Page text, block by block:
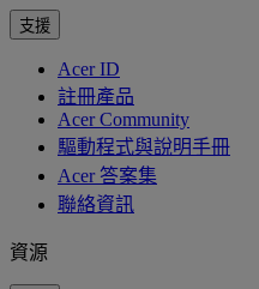
支援
Acer ID
註冊產品
Acer Community
驅動程式與說明手冊
Acer 答案集
聯絡資訊
資源